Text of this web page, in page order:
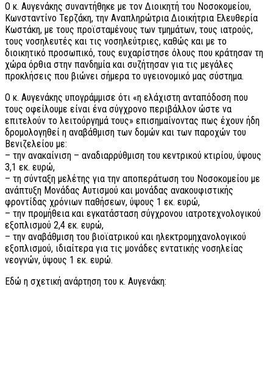
Ο κ. Αυγενάκης συναντήθηκε με τον Διοικητή του Νοσοκομείου,
Κωνσταντίνο Τερζάκη, την Αναπληρώτρια Διοικήτρια Ελευθερία
Κωστάκη, με τους προϊσταμένους των τμημάτων, τους ιατρούς,
τους νοσηλευτές και τις νοσηλεύτριες, καθώς και με το
διοικητικό προσωπικό, τους ευχαρίστησε όλους που κράτησαν τη
χώρα όρθια στην πανδημία και συζήτησαν για τις μεγάλες
προκλήσεις που βιώνει σήμερα το υγειονομικό μας σύστημα.
Ο κ. Αυγενάκης υπογράμμισε ότι «η ελάχιστη ανταπόδοση που
τους οφείλουμε είναι ένα σύγχρονο περιβάλλον ώστε να
επιτελούν το λειτούργημά τους» επισημαίνοντας πως έχουν ήδη
δρομολογηθεί η αναβάθμιση των δομών και των παροχών του
Βενιζελείου με:
– την ανακαίνιση – αναδιαρρύθμιση του κεντρικού κτιρίου, ύψους
3,1 εκ. ευρώ,
– τη σύνταξη μελέτης για την αποπεράτωση του Νοσοκομείου με
ανάπτυξη Μονάδας Αυτισμού και μονάδας ανακουφιστικής
φροντίδας χρόνιων παθήσεων, ύψους 1 εκ. ευρώ,
– την προμήθεια και εγκατάσταση σύγχρονου ιατροτεχνολογικού
εξοπλισμού 2,4 εκ. ευρώ,
– την αναβάθμιση του βιοϊατρικού και ηλεκτρομηχανολογικού
εξοπλισμού, ιδιαίτερα για τις μονάδες εντατικής νοσηλείας
νεογνών, ύψους 1 εκ. ευρώ.
Εδώ η σχετική ανάρτηση του κ. Αυγενάκη: